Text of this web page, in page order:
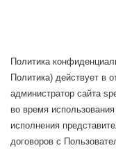
Политика
Политика) действует в
администратор сайта
во время
исполнения
договоров с